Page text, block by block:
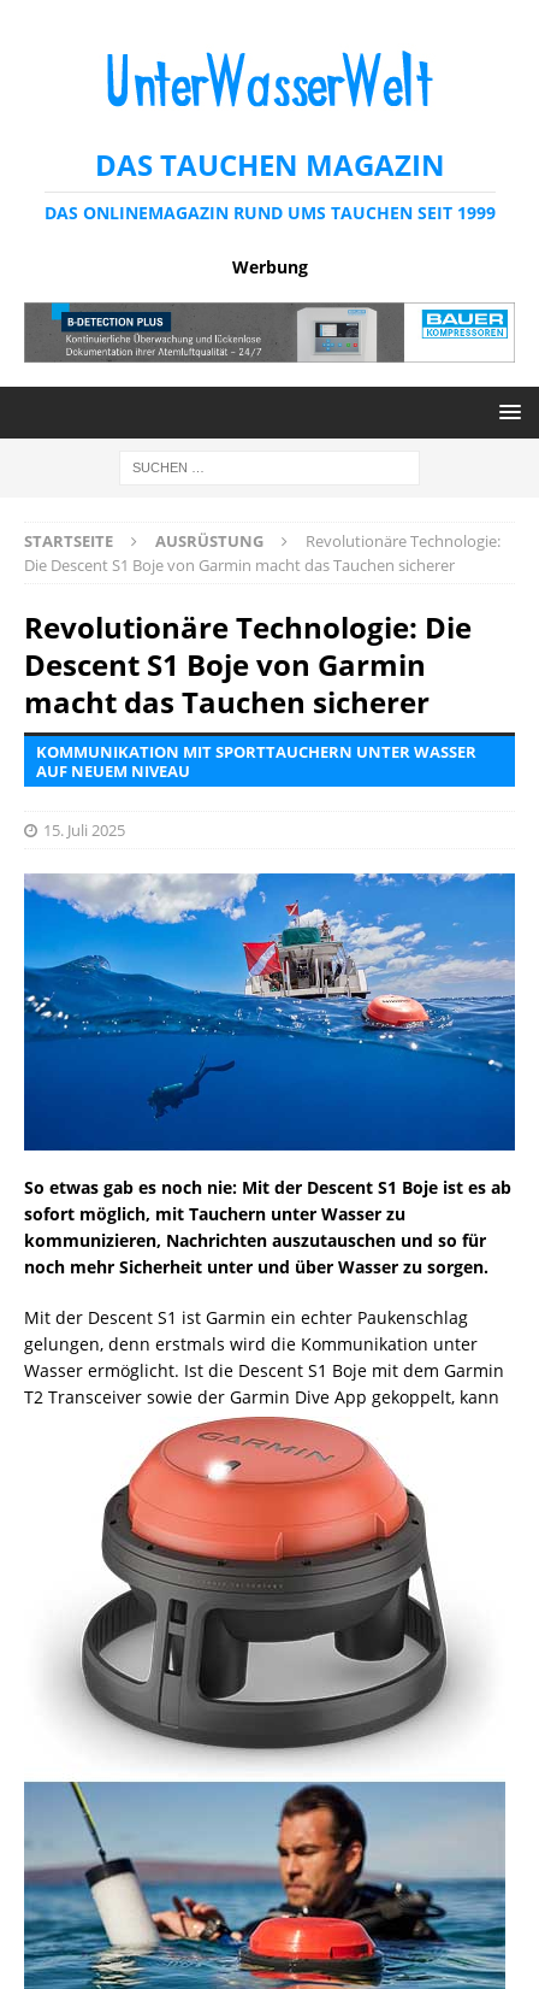
DAS TAUCHEN MAGAZIN
DAS ONLINEMAGAZIN RUND UMS TAUCHEN SEIT 1999
Werbung
STARTSEITE AUSRÜSTUNG
Revolutionäre Technologie:
Die Descent S1 Boje von Garmin macht das Tauchen sicherer
Revolutionäre Technologie: Die
Descent S1 Boje von Garmin
macht das Tauchen sicherer
KOMMUNIKATION MIT SPORTTAUCHERN UNTER WASSER
AUF NEUEM NIVEAU
15. Juli 2025
So etwas gab es noch nie: Mit der Descent S1 Boje ist es ab
sofort möglich, mit Tauchern unter Wasser zu
kommunizieren, Nachrichten auszutauschen und so für
noch mehr Sicherheit unter und über Wasser zu sorgen.
Mit der Descent S1 ist Garmin ein echter Paukenschlag
gelungen, denn erstmals wird die Kommunikation unter
Wasser ermöglicht. Ist die Descent S1 Boje mit dem Garmin
T2 Transceiver sowie der Garmin Dive App gekoppelt, kann